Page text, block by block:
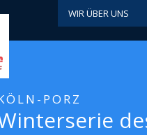
WIR ÜBER UNS
PORZ